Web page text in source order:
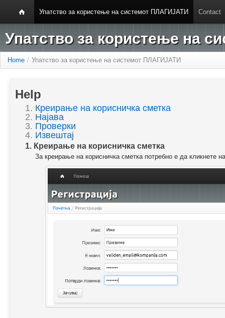
Упатство за користење на системот ПЛАГИЈАТИ Contact
Упатство за користење на
Home / Упатство за користење на системот ПЛАГИЈАТИ
Help
1. Креирање на корисничка сметка
2. Најава
3. Проверки
4. Извештај
1. Креирање на корисничка сметка
За креирање на корисничка сметка потребно е да кликнете